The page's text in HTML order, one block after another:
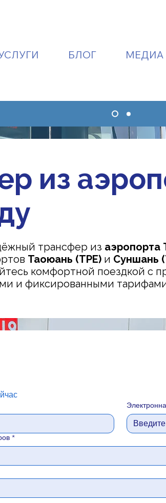
БЛОГ МЕДИА
из
трансфер из аэропорта
Таоюань (TPE) и Суншань
комфортной поездкой с
и фиксированными
*